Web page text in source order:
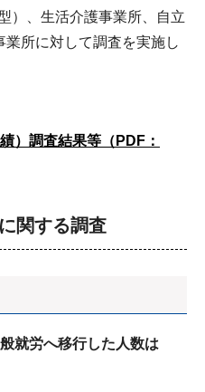
）、生活介護事業所、自立
所に対して調査を実施し
）調査結果等（PDF：
関する調査
就労へ移行した人数は